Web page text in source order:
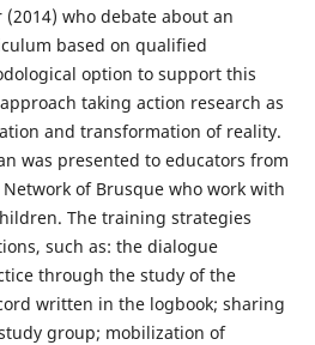
(2014) who debate about an
based on qualified
option to support this
taking action research as
and transformation of reality.
was presented to educators from
of Brusque who work with
The training strategies
such as: the dialogue
through the study of the
written in the logbook; sharing
group; mobilization of